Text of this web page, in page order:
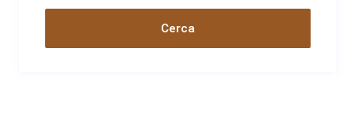
vediamo,ma che rendono la baita un Buon Bon